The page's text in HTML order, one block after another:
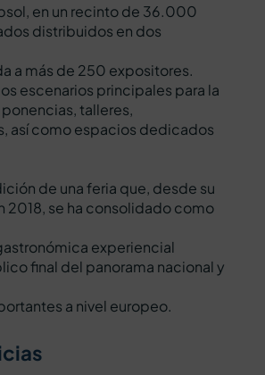
en un recinto de 36.000
distribuidos en dos
a más de 250 expositores.
escenarios principales para la
talleres,
así como espacios dedicados
de una feria que, desde su
2018, se ha consolidado como
experiencial
final del panorama nacional y
a nivel europeo.